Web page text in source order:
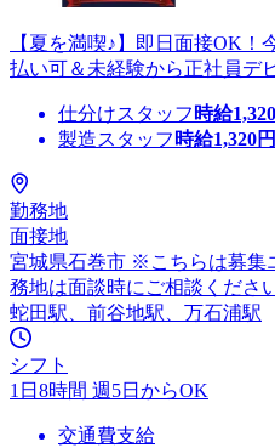
【夏を満喫♪】即日面接OK
払い可＆未経験から正社員デ
仕分けスタッフ 時給1,320
製造スタッフ 時給1,320
勤務地
面接地
宮城県石巻市 ※こちらは募集
務地は面談時にご相談くださ
蛇田駅、前谷地駅、万石浦駅
シフト
1日8時間 週5日からOK
交通費支給